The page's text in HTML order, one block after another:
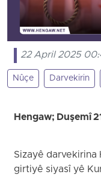
22 April 2025
Nûçe Darvekirin
Hengaw; Duşemî
Sizayê darvekirina
girtiyê siyasî yê